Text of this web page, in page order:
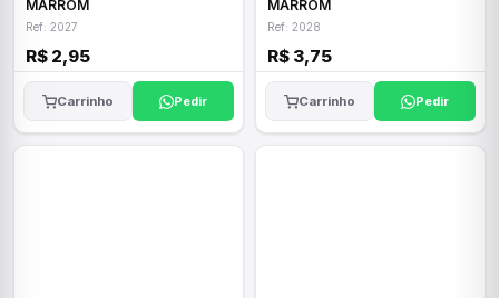
MARROM
Ref: 2027
R$ 2,95
Carrinho Pedir
MARROM
Ref: 2028
R$ 3,75
Carrinho Pedir